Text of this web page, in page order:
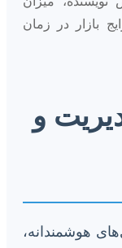
بازار در زمان
و
هوشمندانه،